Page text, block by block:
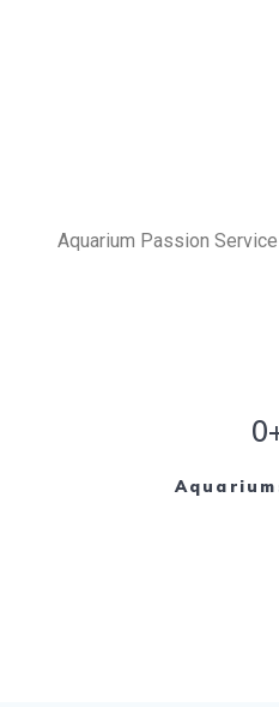
Aquarium Passion